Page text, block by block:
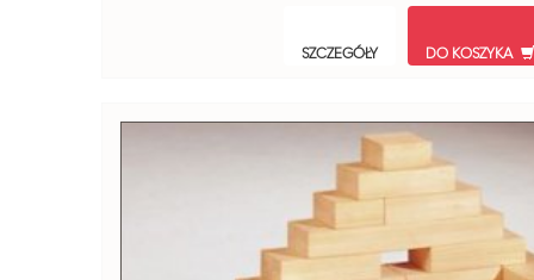
SZCZEGÓŁY DO KOSZYKA